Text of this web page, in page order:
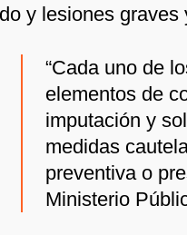
y lesiones graves
“Cada uno de
elementos de
imputación y
medidas
preventiva o
Ministerio